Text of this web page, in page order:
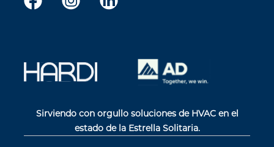
Sirviendo con orgullo soluciones de HVAC en el
estado de la Estrella Solitaria.